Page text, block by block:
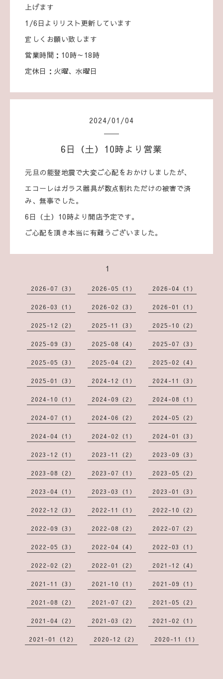
上げます
1/6日よりリスト更新しています
宜しくお願い致します
営業時間：10時～18時
定休日：火曜、水曜日
2024/01 /04
6日（土）10時より営業
元旦の能登地震で大変ご心配をおかけしましたが、
エコーレはガラス器具が数点割れただけの被害で済
み、無事でした。
6日（土）10時より開店予定です。
ご心配を頂き本当に有難うございました。
1
2026-07（3） 2026-05（1） 2026-04（1）
2026-03（1） 2026-02（3） 2026-01（1）
2025-12（2） 2025-11（3） 2025-10（2）
2025-09（3） 2025-08（4） 2025-07（3）
2025-05（3） 2025-04（2） 2025-02（4）
2025-01（3） 2024-12（1） 2024-11（3）
2024-10（1） 2024-09（2） 2024-08（1）
2024-07（1） 2024-06（2） 2024-05（2）
2024-04（1） 2024-02（1） 2024-01（3）
2023-12（1） 2023-11（2） 2023-09（3）
2023-08（2） 2023-07（1） 2023-05（2）
2023-04（1） 2023-03（1） 2023-01（3）
2022-12（3） 2022-11（1） 2022-10（2）
2022-09（3） 2022-08（2） 2022-07（2）
2022-05（3） 2022-04（4） 2022-03（1）
2022-02（2） 2022-01（2） 2021-12（4）
2021-11（3） 2021-10（1） 2021-09（1）
2021-08（2） 2021-07（2） 2021-05（2）
2021-04（2） 2021-03（2） 2021-02（1）
2021-01（12） 2020-12（2） 2020-11（1）